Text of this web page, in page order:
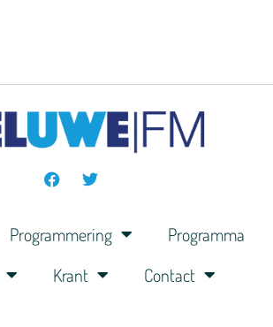
Programmering
Programma
Krant Contact